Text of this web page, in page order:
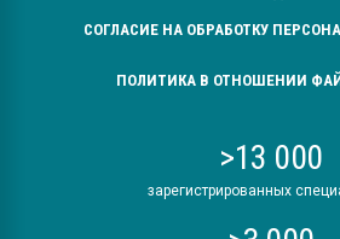
СОГЛАСИЕ НА ОБРАБОТКУ
ПОЛИТИКА В ОТНОШЕНИИ
>13 000
зарегистрированных